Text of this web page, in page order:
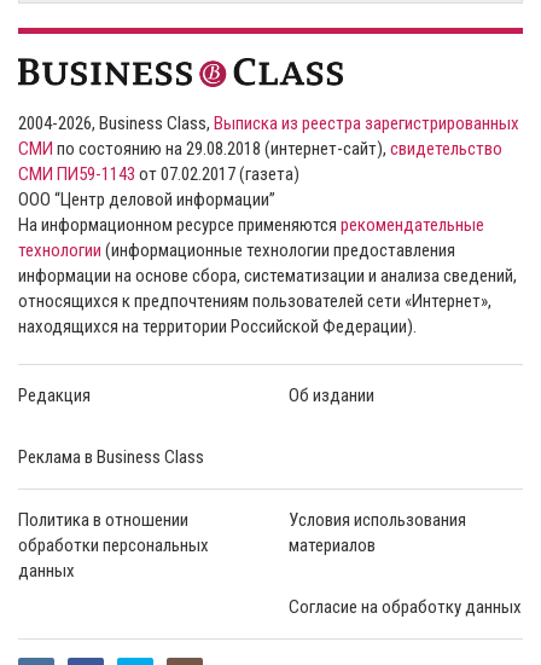
2004-2026, Business Class, Выписка из реестра зарегистрированных
СМИ по состоянию на 29.08.2018 (интернет-сайт), свидетельство
СМИ ПИ59-1143 от 07.02.2017 (газета)
ООО “Центр деловой информации”
На информационном ресурсе применяются рекомендательные
технологии (информационные технологии предоставления
информации на основе сбора, систематизации и анализа сведений,
относящихся к предпочтениям пользователей сети «Интернет»,
находящихся на территории Российской Федерации).
Редакция Об издании
Реклама в Business Class
Политика в отношении
обработки персональных
данных
Условия использования
материалов
Согласие на обработку данных